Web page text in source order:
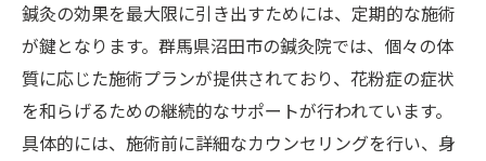
鍼灸の効果を最大限に引き出すためには、定期的な施術
が鍵となります。群馬県沼田市の鍼灸院では、個々の体
質に応じた施術プランが提供されており、花粉症の症状
を和らげるための継続的なサポートが行われています。
具体的には、施術前に詳細なカウンセリングを行い、身